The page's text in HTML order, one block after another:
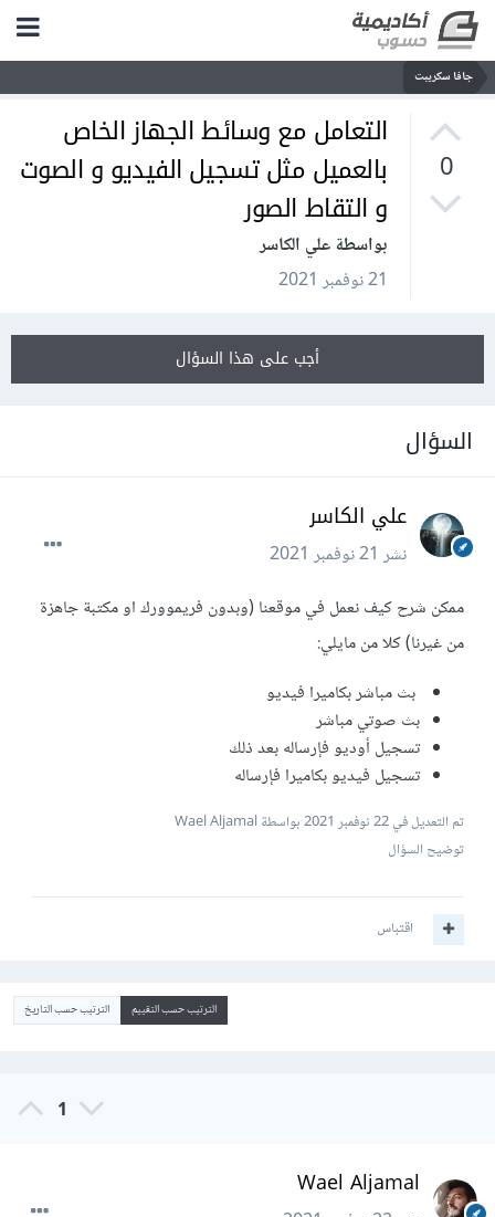
جافا سكريبت
0
التعامل مع وسائط الجهاز الخاص
بالعميل مثل تسجيل الفيديو و الصوت
و التقاط الصور
بواسطة علي الكاسر
21 نوفمبر 2021
أجب على هذا السؤال
السؤال
علي الكاسر
نشر21 نوفمبر 2021
ممكن شرح كيف نعمل في موقعنا (وبدون فريموورك او مكتبة جاهزة
من غيرنا) كلا من مايلي:
بث مباشر بكاميرا فيديو
بث صوتي مباشر
تسجيل أوديو فإرساله بعد ذلك
تسجيل فيديو بكاميرا فإرساله
تم التعديل في22 نوفمبر 2021
بواسطة Wael Aljamal
توضيح السؤال
اقتباس
الترتيب حسب التقييم الترتيب حسب التاريخ
1
Wael Aljamal